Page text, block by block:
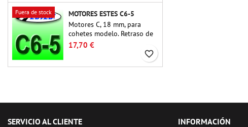
adecuado para la gran
mayoría de cohetes Estes y
similares.
Fuera de stock
MOTORES ESTES C6-5
Motores C, 18 mm, para
cohetes modelo. Retraso de
5 segundos, para cohetes de
una sola etapa.
17,70 €
favorite_border
SERVICIO AL CLIENTE INFORMACIÓN